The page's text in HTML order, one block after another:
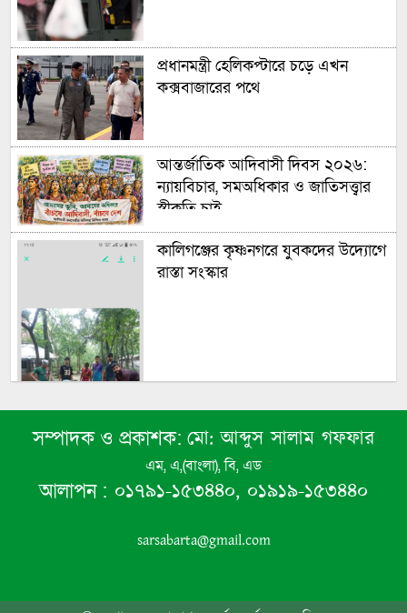
প্রধানমন্ত্রী হেলিকপ্টারে চড়ে এখন
কক্সবাজারের পথে
আন্তর্জাতিক আদিবাসী দিবস ২০২৬:
ন্যায়বিচার, সমঅধিকার ও জাতিসত্ত্বার
স্বীকৃতি চাই
কালিগঞ্জের কৃষ্ণনগরে যুবকদের উদ্যোগে
রাস্তা সংস্কার
বসুন্দিয়া স্কুল অ্যান্ড কলেজের প্রাক্তন
সম্পাদক ও প্রকাশক: মো: আব্দুস সালাম গফফার
এম, এ,(বাংলা), বি, এড
আলাপন : ০১৭৯১-১৫৩৪৪০, ০১৯১৯-১৫৩৪৪০
sarsabarta@gmail.com